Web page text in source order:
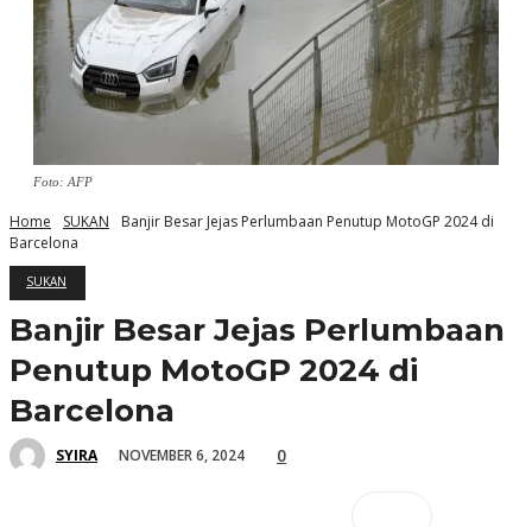
Foto: AFP
Home SUKAN
Banjir Besar Jejas Perlumbaan Penutup MotoGP 2024 di
Barcelona
SUKAN
Banjir Besar Jejas Perlumbaan
Penutup MotoGP 2024 di
Barcelona
SYIRA NOVEMBER 6, 2024 0